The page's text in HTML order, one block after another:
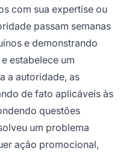
com sua expertise ou
passam semanas
e demonstrando
estabelece um
a autoridade, as
de fato aplicáveis às
questões
um problema
ação promocional,